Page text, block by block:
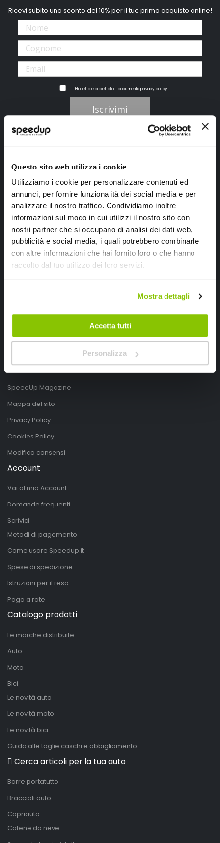
Questo sito web utilizza i cookie
Utilizziamo i cookie per personalizzare contenuti ed
annunci, per fornire funzionalità dei social media e per
analizzare il nostro traffico. Condividiamo inoltre
informazioni sul modo in cui utilizzi il nostro sito con i
nostri partner che si occupano di analisi dei dati web,
pubblicità e social media, i quali potrebbero combinarle
con altre informazioni che hai fornito loro o che hanno
raccolto dal tuo utilizzo dei loro servizi.
Mostra dettagli
Accetta tutti
Personalizza
Ricevi subito uno sconto del 10% per il tuo primo acquisto online!
Ho letto e accettato il documentoprivacy policy
Iscrivimi
Segui SPEEDUP.IT
SpeedUp.it
Speedup.it by Trio Group
Chi siamo
SpeedUp Magazine
Mappa del sito
Privacy Policy
Cookies Policy
Modifica consensi
Account
Vai al mio Account
Domande frequenti
Scrivici
Metodi di pagamento
Come usare Speedup.it
Spese di spedizione
Istruzioni per il reso
Paga a rate
Catalogo prodotti
Le marche distribuite
Auto
Moto
Bici
Le novità auto
Le novità moto
Le novità bici
Guida alle taglie caschi e abbigliamento
Cerca articoli per la tua auto
Barre portatutto
Braccioli auto
Copriauto
Catene da neve